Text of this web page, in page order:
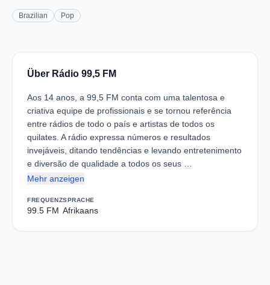
Brazilian Pop
Über Rádio 99,5 FM
Aos 14 anos, a 99,5 FM conta com uma talentosa e
criativa equipe de profissionais e se tornou referência
entre rádios de todo o país e artistas de todos os
quilates. A rádio expressa números e resultados
invejáveis, ditando tendências e levando entretenimento
e diversão de qualidade a todos os seus …
Mehr anzeigen
FREQUENZ
99.5 FM
SPRACHE
Afrikaans